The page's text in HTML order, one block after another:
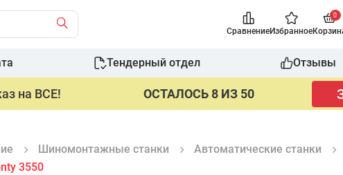
СравнениеИзбранное
0
Тендерный отдел Отзывы
на ВСЕ! ОСТАЛОСЬ 8 ИЗ 50
Шиномонтажные станки
Автоматические станки
3550